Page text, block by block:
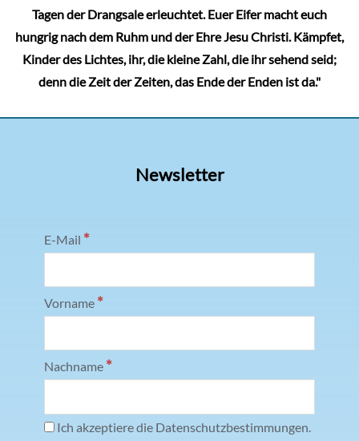
Tagen der Drangsale erleuchtet. Euer Eifer macht euch
hungrig nach dem Ruhm und der Ehre Jesu Christi. Kämpfet,
Kinder des Lichtes, ihr, die kleine Zahl, die ihr sehend seid;
denn die Zeit der Zeiten, das Ende der Enden ist da."
Newsletter
E-Mail *
Vorname *
Nachname *
Ich akzeptiere die Datenschutzbestimmungen.